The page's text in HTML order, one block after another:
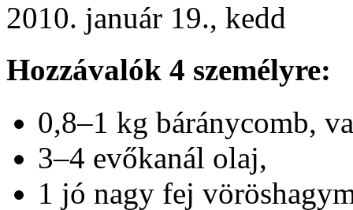
2010. január 19., kedd
Hozzávalók 4 személyre:
0,8–1 kg báránycomb,
3–4 evőkanál olaj,
1 jó nagy fej